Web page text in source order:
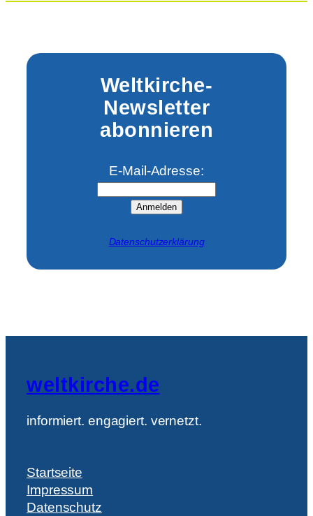
Weltkirche-
Newsletter
abonnieren
E-Mail-Adresse:
Anmelden
Datenschutzerklärung
weltkirche.de
informiert. engagiert. vernetzt.
Startseite
Impressum
Datenschutz